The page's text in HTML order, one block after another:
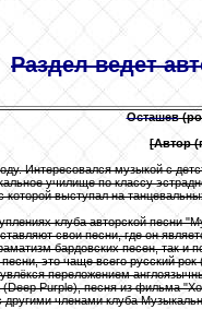
Раздел ведет
Осташев
[Автор
Интересовался музыкой с
училище по классу
которой выступал на
клуба авторской
свои песни, где он
бардовских песен, так и
это чаще всего русский
переложением
Purple), песня из фильма
другими членами клуба